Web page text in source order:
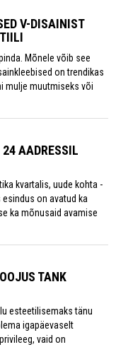
V-DISAINIST
Mõnele võib see
on trendikas
mulje muutmiseks või
24 AADRESSIL
kvartalis, uude kohta -
on avatud ka
ka mõnusaid avamise
TANK
esteetilisemaks tänu
igapäevaselt
vaid on